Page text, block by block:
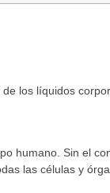
los líquidos
humano. Sin el
las células y